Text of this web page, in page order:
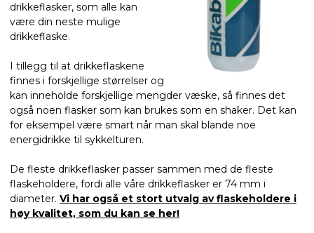
drikkeflasker, som alle kan
være din neste mulige
drikkeflaske.
I tillegg til at drikkeflaskene
finnes i forskjellige størrelser og
kan inneholde forskjellige mengder væske, så finnes det
også noen flasker som kan brukes som en shaker. Det kan
for eksempel være smart når man skal blande noe
energidrikke til sykkelturen.
De fleste drikkeflasker passer sammen med de fleste
flaskeholdere, fordi alle våre drikkeflasker er 74 mm i
diameter. Vi har også et stort utvalg av flaskeholdere i
høy kvalitet, som du kan se her!